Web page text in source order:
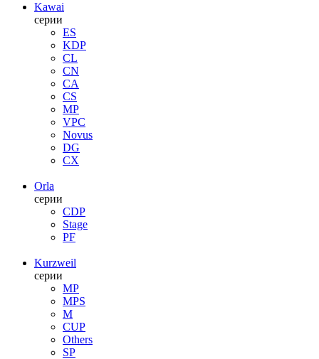
Kawai
серии
ES
KDP
CL
CN
CA
CS
MP
VPC
Novus
DG
CX
Orla
серии
CDP
Stage
PF
Kurzweil
серии
MP
MPS
M
CUP
Others
SP